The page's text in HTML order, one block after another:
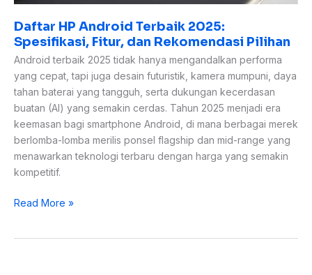
Daftar HP Android Terbaik 2025:
Spesifikasi, Fitur, dan Rekomendasi Pilihan
Android terbaik 2025 tidak hanya mengandalkan performa
yang cepat, tapi juga desain futuristik, kamera mumpuni, daya
tahan baterai yang tangguh, serta dukungan kecerdasan
buatan (AI) yang semakin cerdas. Tahun 2025 menjadi era
keemasan bagi smartphone Android, di mana berbagai merek
berlomba-lomba merilis ponsel flagship dan mid-range yang
menawarkan teknologi terbaru dengan harga yang semakin
kompetitif.
Read More »